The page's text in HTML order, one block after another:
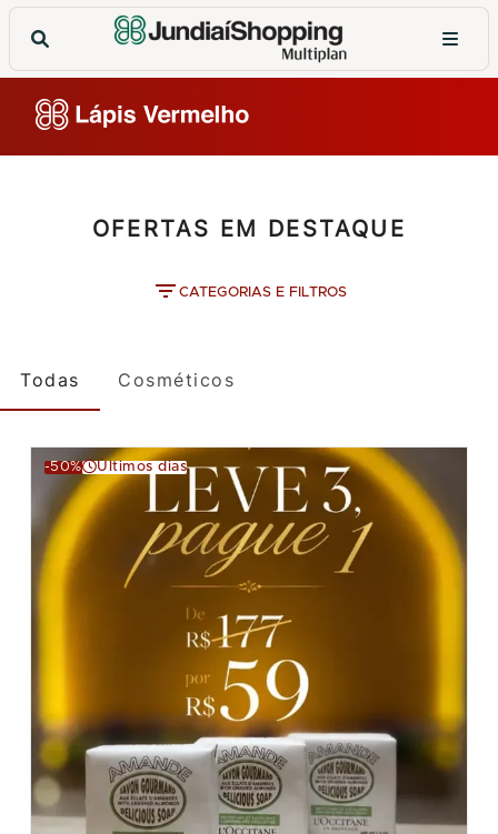
OFERTAS EM DESTAQUE
CATEGORIAS E FILTROS
Todas Cosméticos
-50% Últimos dias